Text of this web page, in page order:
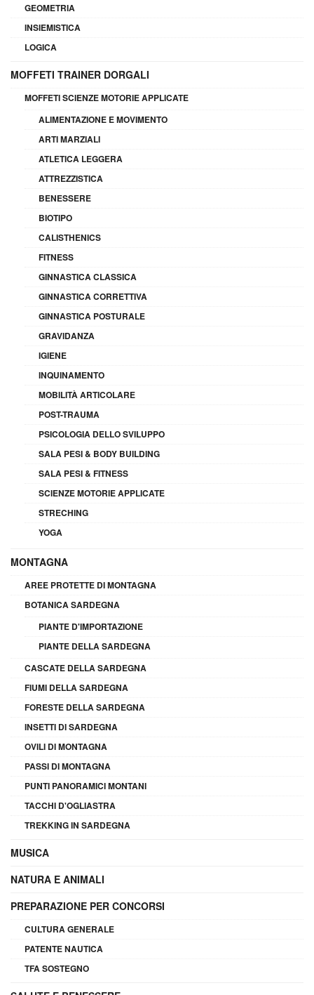
GEOMETRIA
INSIEMISTICA
LOGICA
MOFFETI TRAINER DORGALI
MOFFETI SCIENZE MOTORIE APPLICATE
ALIMENTAZIONE E MOVIMENTO
ARTI MARZIALI
ATLETICA LEGGERA
ATTREZZISTICA
BENESSERE
BIOTIPO
CALISTHENICS
FITNESS
GINNASTICA CLASSICA
GINNASTICA CORRETTIVA
GINNASTICA POSTURALE
GRAVIDANZA
IGIENE
INQUINAMENTO
MOBILITÀ ARTICOLARE
POST-TRAUMA
PSICOLOGIA DELLO SVILUPPO
SALA PESI & BODY BUILDING
SALA PESI & FITNESS
SCIENZE MOTORIE APPLICATE
STRECHING
YOGA
MONTAGNA
AREE PROTETTE DI MONTAGNA
BOTANICA SARDEGNA
PIANTE D'IMPORTAZIONE
PIANTE DELLA SARDEGNA
CASCATE DELLA SARDEGNA
FIUMI DELLA SARDEGNA
FORESTE DELLA SARDEGNA
INSETTI DI SARDEGNA
OVILI DI MONTAGNA
PASSI DI MONTAGNA
PUNTI PANORAMICI MONTANI
TACCHI D'OGLIASTRA
TREKKING IN SARDEGNA
MUSICA
NATURA E ANIMALI
PREPARAZIONE PER CONCORSI
CULTURA GENERALE
PATENTE NAUTICA
TFA SOSTEGNO